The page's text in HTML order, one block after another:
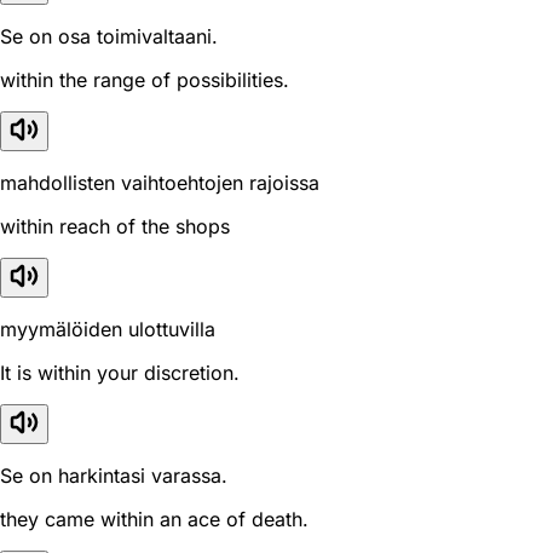
Se on osa toimivaltaani.
within the range of possibilities.
mahdollisten vaihtoehtojen rajoissa
within reach of the shops
myymälöiden ulottuvilla
It is within your discretion.
Se on harkintasi varassa.
they came within an ace of death.